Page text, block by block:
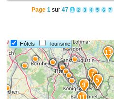
Page 1sur 47 1 2 3 4 5 6 7
Hôtels Tourisme
13
9
7
5